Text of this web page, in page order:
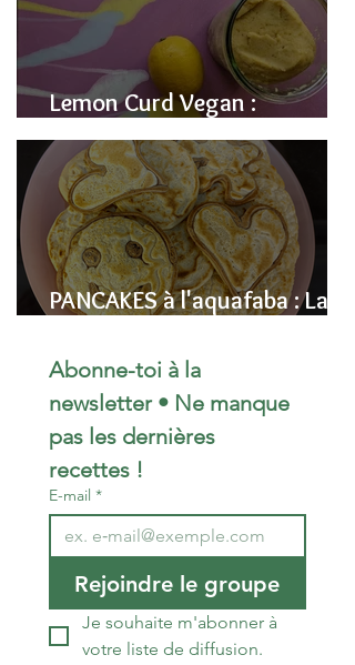
Lemon Curd Vegan :
L'alternative saine aux pois
chiches
PANCAKES à l'aquafaba : La
Moelleuse (Sans Œufs)
Abonne-toi à la
newsletter • Ne manque
pas les dernières
recettes !
E-mail *
Rejoindre le groupe
Je souhaite m'abonner à
votre liste de diffusion.